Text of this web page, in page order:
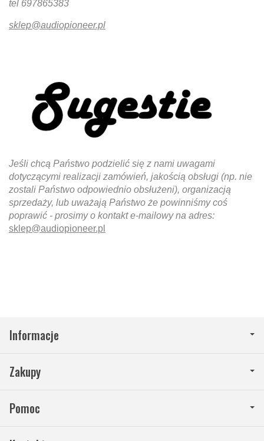
tel 697865383
sklep@audiopioneer.pl
Jeśli chcą Państwo podzielić się z nami uwagami
dotyczącymi realizacji zamówień, jakością obsługi (np. nie
zostali Państwo odpowiednio obsłużeni), organizacją
sprzedaży, lub uważają Państwo że powinniśmy coś
poprawić - prosimy o kontakt e-mailowy na adres:
sklep@audiopioneer.pl
Informacje
Zakupy
Pomoc